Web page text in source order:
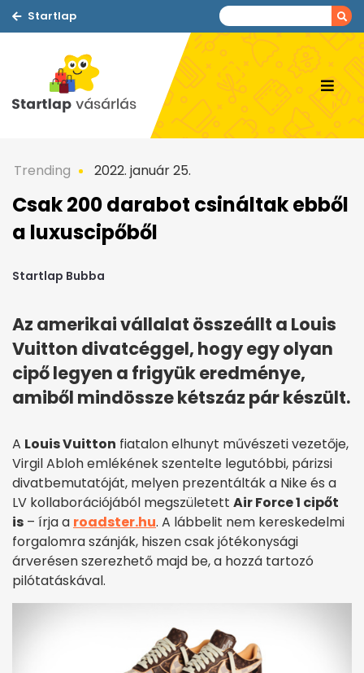
Startlap
Trending 2022. január 25.
Csak 200 darabot csináltak ebből
a luxuscipőből
Startlap Bubba
Az amerikai vállalat összeállt a Louis
Vuitton divatcéggel, hogy egy olyan
cipő legyen a frigyük eredménye,
amiből mindössze kétszáz pár készült.
A Louis Vuitton fiatalon elhunyt művészeti vezetője,
Virgil Abloh emlékének szentelte legutóbbi, párizsi
divatbemutatóját, melyen prezentálták a Nike és a
LV kollaborációjából megszületett Air Force 1 cipőt
is – írja a roadster.hu. A lábbelit nem kereskedelmi
forgalomra szánják, hiszen csak jótékonysági
árverésen szerezhető majd be, a hozzá tartozó
pilótatáskával.